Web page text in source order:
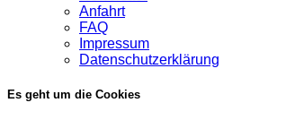
Anfahrt
FAQ
Impressum
Datenschutzerklärung
Es geht um die Cookies